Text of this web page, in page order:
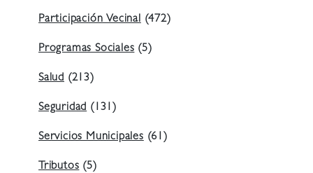
Participación Vecinal (472)
Programas Sociales (5)
Salud (213)
Seguridad (131)
Servicios Municipales (61)
Tributos (5)